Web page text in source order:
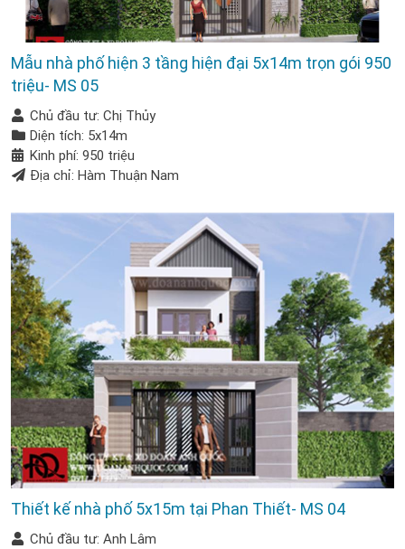
Mẫu nhà phố hiện 3 tầng hiện đại 5x14m trọn gói 950
triệu- MS 05
Chủ đầu tư: Chị Thủy
Diện tích: 5x14m
Kinh phí: 950 triệu
Địa chỉ: Hàm Thuận Nam
Thiết kế nhà phố 5x15m tại Phan Thiết- MS 04
Chủ đầu tư: Anh Lâm